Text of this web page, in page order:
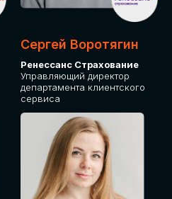
Сергей Воротягин
Ренессанс Страхование
Управляющий директор
департамента клиентского
сервиса